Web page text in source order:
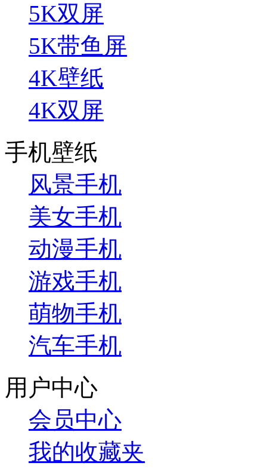
5K双屏
5K带鱼屏
4K壁纸
4K双屏
手机壁纸
风景手机
美女手机
动漫手机
游戏手机
萌物手机
汽车手机
用户中心
会员中心
我的收藏夹